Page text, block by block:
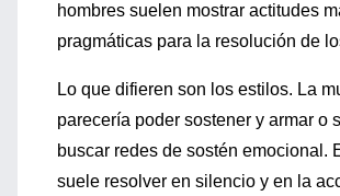
hombres suelen mostrar actitudes
pragmáticas para la resolución de
Lo que difieren son los estilos. La
parecería poder sostener y armar o
buscar redes de sostén emocional.
suele resolver en silencio y en la